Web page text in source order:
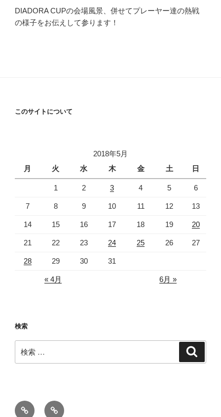
DIADORA CUPの会場風景、併せてプレーヤー達の熱戦
の様子をお伝えして参ります！
このサイトについて
2018年5月
月
火 水 木 金 土 日
1 2 3 4 5 6
7 8 9 10 11 12 13
14 15 16 17 18 19 20
21 22 23 24 25 26 27
28 29 30 31
« 4月 6月 »
検索
索:
ホ
メ